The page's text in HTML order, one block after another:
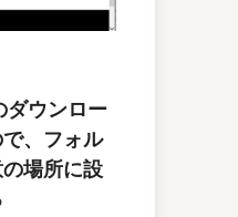
ダウンロー
で、フォル
場所に設